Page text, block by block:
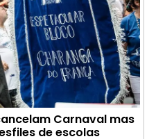
Carnaval mas
de escolas